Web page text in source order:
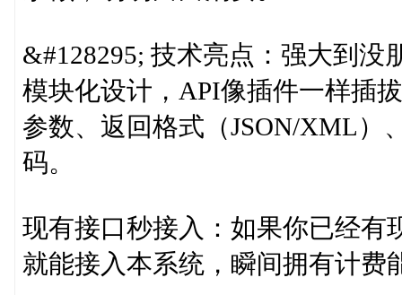
&#128295; 技术亮点：强大到没
模块化设计，API像插件一样插
参数、返回格式（JSON/XML）
码。
现有接口秒接入：如果你已经有
就能接入本系统，瞬间拥有计费